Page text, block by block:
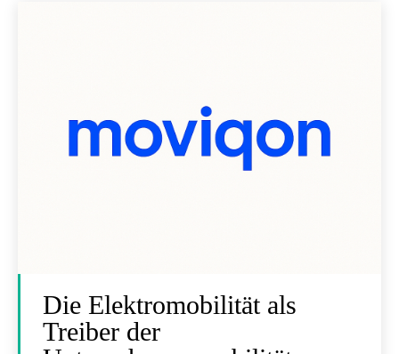
Die Elektromobilität als
Treiber der